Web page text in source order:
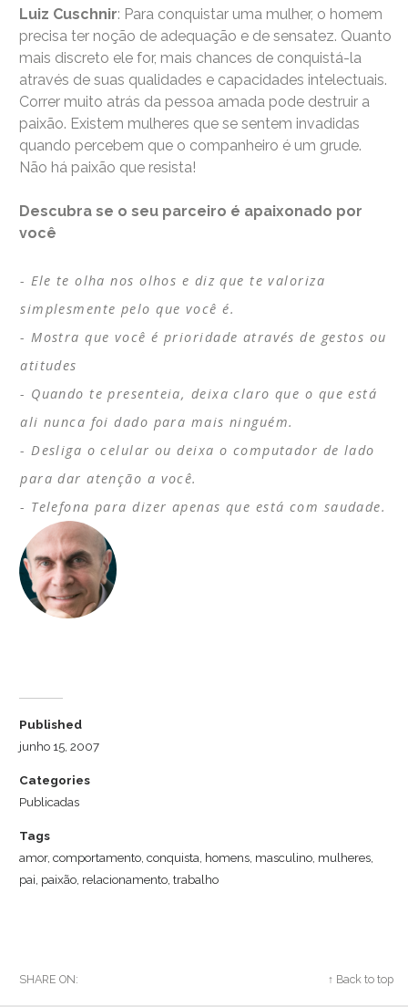
Luiz Cuschnir: Para conquistar uma mulher, o homem
precisa ter noção de adequação e de sensatez. Quanto
mais discreto ele for, mais chances de conquistá-la
através de suas qualidades e capacidades intelectuais.
Correr muito atrás da pessoa amada pode destruir a
paixão. Existem mulheres que se sentem invadidas
quando percebem que o companheiro é um grude.
Não há paixão que resista!
Descubra se o seu parceiro é apaixonado por
você
Ele te olha nos olhos e diz que te valoriza
simplesmente pelo que você é.
Mostra que você é prioridade através de gestos ou
atitudes
Quando te presenteia, deixa claro que o que está
ali nunca foi dado para mais ninguém.
Desliga o celular ou deixa o computador de lado
para dar atenção a você.
Telefona para dizer apenas que está com saudade.
Published
junho 15, 2007
Categories
Publicadas
Tags
amor,comportamento,conquista, homens, masculino, mulheres,
pai, paixão, relacionamento,trabalho
SHARE ON: ↑ Back to top